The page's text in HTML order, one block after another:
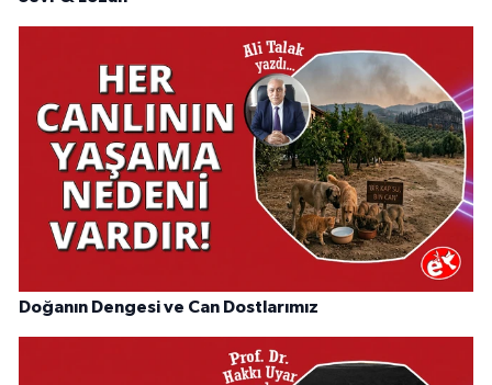
Doğanın Dengesi ve Can Dostlarımız